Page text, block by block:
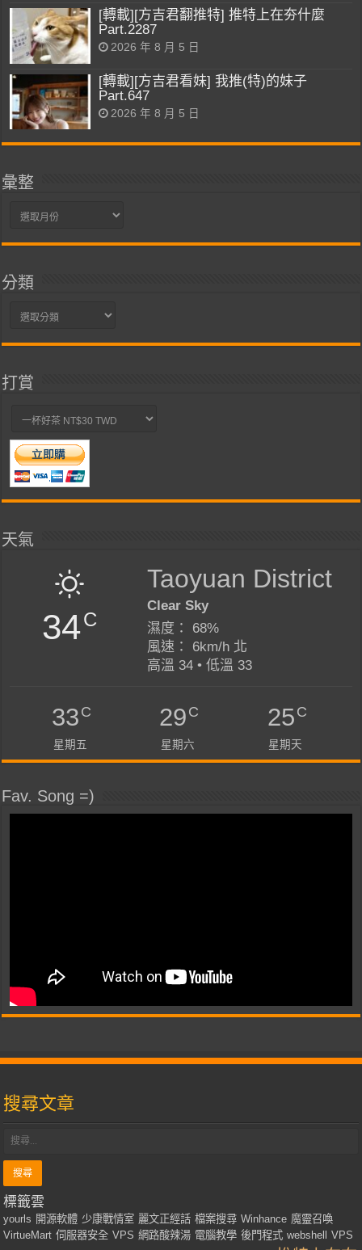
[轉載][方吉君翻推特] 推特上在夯什麼
Part.2287
2026 年 8 月 5 日
[轉載][方吉君看妹] 我推(特)的妹子
Part.647
2026 年 8 月 5 日
彙整
彙
分類
分
打賞
天氣
34C
Taoyuan District
Clear Sky
濕度： 68%
風速： 6km/h 北
高溫 34 • 低溫 33
33C
星期五
29C
星期六
25C
星期天
Fav. Song =)
搜尋文章
標籤雲
yourls 開源軟體 少康戰情室 麗文正經話 檔案搜尋 Winhance 魔靈召喚
VirtueMart 伺服器安全 VPS 網路酸辣湯 電腦教學 後門程式 webshell VPS